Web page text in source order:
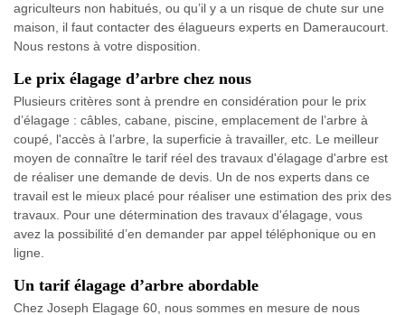
agriculteurs non habitués, ou qu’il y a un risque de chute sur une
maison, il faut contacter des élagueurs experts en Dameraucourt.
Nous restons à votre disposition.
Le prix élagage d’arbre chez nous
Plusieurs critères sont à prendre en considération pour le prix
d’élagage : câbles, cabane, piscine, emplacement de l’arbre à
coupé, l'accès à l’arbre, la superficie à travailler, etc. Le meilleur
moyen de connaître le tarif réel des travaux d'élagage d'arbre est
de réaliser une demande de devis. Un de nos experts dans ce
travail est le mieux placé pour réaliser une estimation des prix des
travaux. Pour une détermination des travaux d'élagage, vous
avez la possibilité d’en demander par appel téléphonique ou en
ligne.
Un tarif élagage d’arbre abordable
Chez Joseph Elagage 60, nous sommes en mesure de nous